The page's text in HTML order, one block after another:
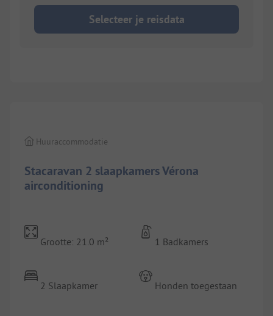
Selecteer je reisdata
Stacaravan 2 slaapkamers Vérona
airconditioning
Huuraccommodatie
Grootte: 21.0 m²
2 Slaapkamer
1 Badkamers
Honden toegestaan